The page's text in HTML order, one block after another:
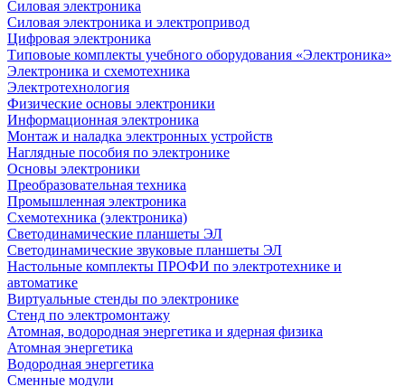
Cиловая электроника
Cиловая электроника и электропривод
Цифровая электроника
Типовоые комплекты учебного оборудования «Электроника»
Электроника и схемотехника
Электротехнология
Физические основы электроники
Информационная электроника
Монтаж и наладка электронных устройств
Наглядные пособия по электронике
Основы электроники
Преобразовательная техника
Промышленная электроника
Схемотехника (электроника)
Светодинамические планшеты ЭЛ
Светодинамические звуковые планшеты ЭЛ
Настольные комплекты ПРОФИ по электротехнике и
автоматике
Виртуальные стенды по электронике
Стенд по электромонтажу
Атомная, водородная энергетика и ядерная физика
Атомная энергетика
Водородная энергетика
Сменные модули